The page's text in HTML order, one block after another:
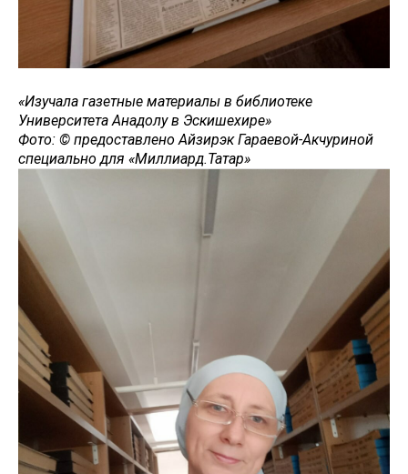
«Изучала газетные материалы в библиотеке
Университета Анадолу в Эскишехире​​​​​​»
Фото: © предоставлено Айзирэк Гараевой-Акчуриной
специально для «Миллиард.Татар»